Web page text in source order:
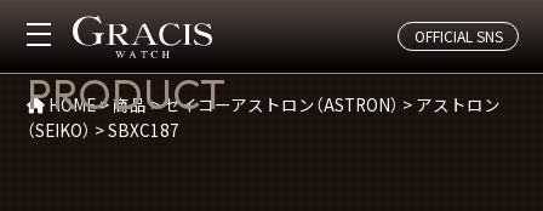
OFFICIAL SNS
商品紹介
PRODUCT
HOME>商品>セイコーアストロン（ASTRON） > アストロン
（SEIKO） >SBXC187